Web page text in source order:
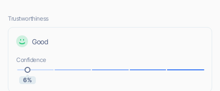
Trustworthiness
Good
Confidence
6%